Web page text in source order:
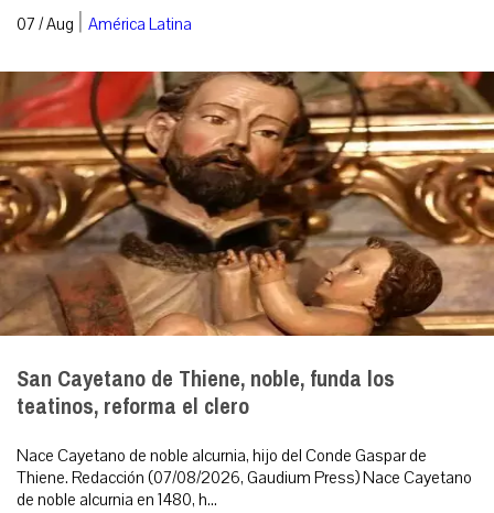
07 / Aug | América Latina
San Cayetano de Thiene, noble, funda los
teatinos, reforma el clero
Nace Cayetano de noble alcurnia, hijo del Conde Gaspar de
Thiene. Redacción (07/08/2026, Gaudium Press) Nace Cayetano
de noble alcurnia en 1480, h...